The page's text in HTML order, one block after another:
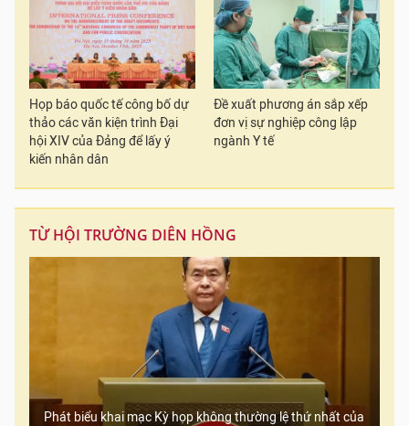
Họp báo quốc tế công bố dự
thảo các văn kiện trình Đại
hội XIV của Đảng để lấy ý
kiến nhân dân
Đề xuất phương án sắp xếp
đơn vị sự nghiệp công lập
ngành Y tế
TỪ HỘI TRƯỜNG DIÊN HỒNG
Phát biểu khai mạc Kỳ họp không thường lệ thứ nhất của